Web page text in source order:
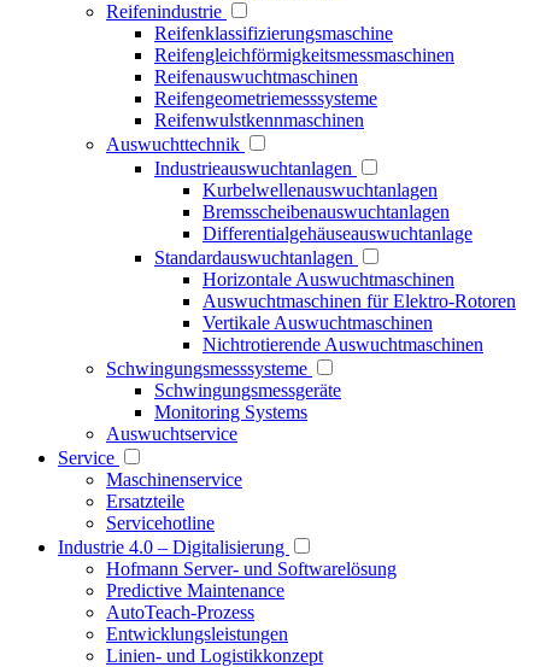
Reifenindustrie
Reifenklassifizierungsmaschine
Reifengleichförmigkeitsmessmaschinen
Reifenauswuchtmaschinen
Reifengeometriemesssysteme
Reifenwulstkennmaschinen
Auswuchttechnik
Industrieauswuchtanlagen
Kurbelwellenauswuchtanlagen
Bremsscheibenauswuchtanlagen
Differentialgehäuseauswuchtanlage
Standardauswuchtanlagen
Horizontale Auswuchtmaschinen
Auswuchtmaschinen für Elektro-Rotoren
Vertikale Auswuchtmaschinen
Nichtrotierende Auswuchtmaschinen
Schwingungsmesssysteme
Schwingungsmessgeräte
Monitoring Systems
Auswuchtservice
Service
Maschinenservice
Ersatzteile
Servicehotline
Industrie 4.0 – Digitalisierung
Hofmann Server- und Softwarelösung
Predictive Maintenance
AutoTeach-Prozess
Entwicklungsleistungen
Linien- und Logistikkonzept